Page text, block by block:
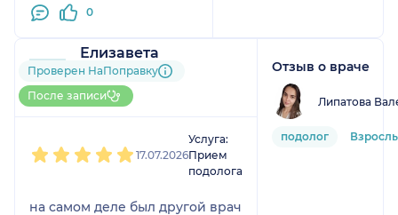
0
Елизавета
3 отзываи1 оценка
Больше 20 записей через
НаПоправку
Проверен НаПоправку
После записи
17.07.2026
Услуга:
Прием
подолога
на самом деле был другой врач
Отзыв о враче
Липатова
подолог